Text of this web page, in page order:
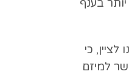
בענף
כי
למיזם